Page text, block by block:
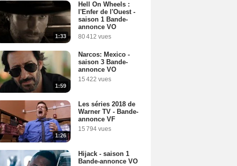
1:33
Hell On Wheels :
l'Enfer de l'Ouest -
saison 1 Bande-
annonce VO
80 412 vues
1:59
Narcos: Mexico -
saison 3 Bande-
annonce VO
15 422 vues
1:26
Les séries 2018 de
Warner TV - Bande-
annonce VF
15 794 vues
Hijack - saison 1
Bande-annonce VO